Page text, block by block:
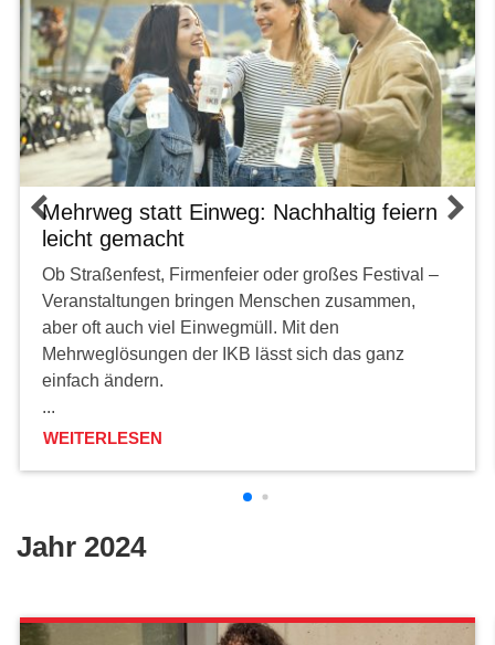
Mehrweg statt Einweg: Nachhaltig feiern
leicht gemacht
Ob Straßenfest, Firmenfeier oder großes Festival –
Veranstaltungen bringen Menschen zusammen,
aber oft auch viel Einwegmüll. Mit den
Mehrweglösungen der IKB lässt sich das ganz
einfach ändern.
...
WEITERLESEN
Jahr 2024